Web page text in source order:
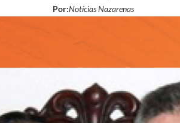
Por:Notícias Nazarenas